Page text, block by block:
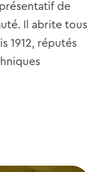
de
Il abrite tous
1912, réputés